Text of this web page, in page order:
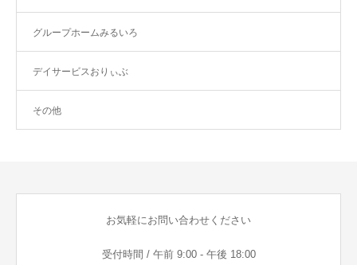
グループホームみるいろ
デイサービスおりぃぶ
その他
お気軽にお問い合わせください
受付時間 / 午前 9:00 - 午後 18:00